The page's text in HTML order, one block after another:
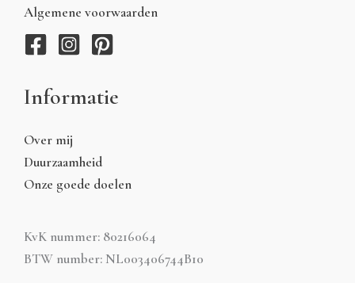
Algemene voorwaarden
Informatie
Over mij
Duurzaamheid
Onze goede doelen
KvK nummer: 80216064
BTW number: NL003406744B10